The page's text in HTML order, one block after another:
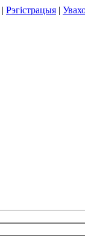
| Рэгістрацыя |